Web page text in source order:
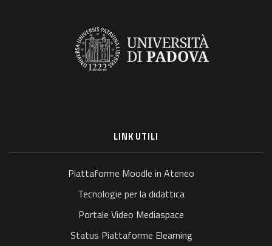
LINK UTILI
Piattaforme Moodle in Ateneo
Tecnologie per la didattica
Portale Video Mediaspace
Status Piattaforme Elearning